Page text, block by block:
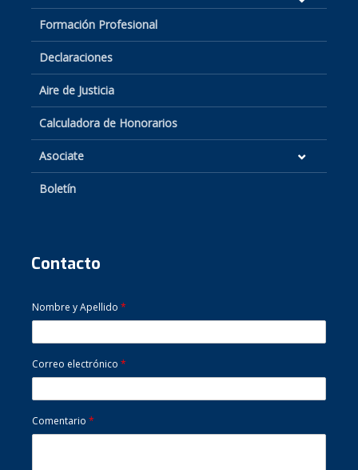
Formación Profesional
Declaraciones
Aire de Justicia
Calculadora de Honorarios
Asociate
Boletín
Contacto
Nombre y Apellido *
Correo electrónico *
Comentario *